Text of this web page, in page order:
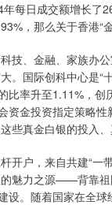
每日成交额增长了
，那么关于香港“
技、金融、家族办
。国际创科中心是
比率升至1.11%，
资金投资指定策略
些真金白银的投入
开户，来自共建“
魅力之源——背靠
设。随着国家在全